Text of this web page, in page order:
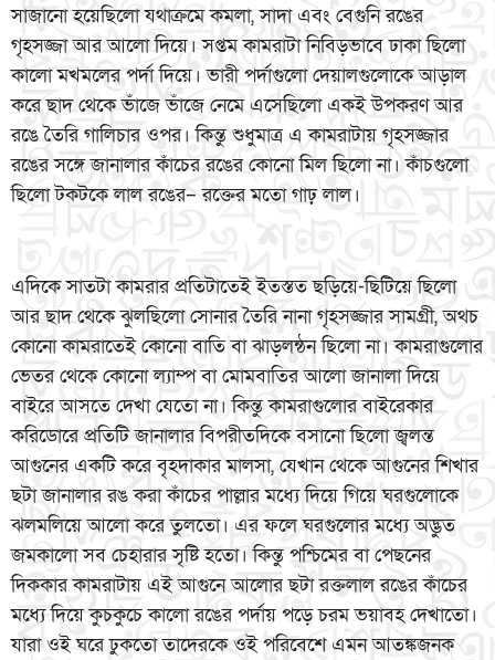
সাজানো হয়েছিলো যথাক্রমে কমলা, সাদা এবং বেগুনি রঙের
গৃহসজ্জা আর আলো দিয়ে। সপ্তম কামরাটা নিবিড়ভাবে ঢাকা ছিলো
কালো মখমলের পর্দা দিয়ে। ভারী পর্দাগুলো দেয়ালগুলোকে আড়াল
করে ছাদ থেকে ভাঁজে ভাঁজে নেমে এসেছিলো একই উপকরণ আর
রঙে তৈরি গালিচার ওপর। কিন্তু শুধুমাত্র এ কামরাটায় গৃহসজ্জার
রঙের সঙ্গে জানালার কাঁচের রঙের কোনো মিল ছিলো না। কাঁচগুলো
ছিলো টকটকে লাল রঙের– রক্তের মতো গাঢ় লাল।
এদিকে সাতটা কামরার প্রতিটাতেই ইতস্তত ছড়িয়ে-ছিটিয়ে ছিলো
আর ছাদ থেকে ঝুলছিলো সোনার তৈরি নানা গৃহসজ্জার সামগ্রী, অথচ
কোনো কামরাতেই কোনো বাতি বা ঝাড়লন্ঠন ছিলো না। কামরাগুলোর
ভেতর থেকে কোনো ল্যাম্প বা মোমবাতির আলো জানালা দিয়ে
বাইরে আসতে দেখা যেতো না। কিন্তু কামরাগুলোর বাইরেকার
করিডোরে প্রতিটি জানালার বিপরীতদিকে বসানো ছিলো জ্বলন্ত
আগুনের একটি করে বৃহদাকার মালসা, যেখান থেকে আগুনের শিখার
ছটা জানালার রঙ করা কাঁচের পাল্লার মধ্যে দিয়ে গিয়ে ঘরগুলোকে
ঝলমলিয়ে আলো করে তুলতো। এর ফলে ঘরগুলোর মধ্যে অদ্ভুত
জমকালো সব চেহারার সৃষ্টি হতো। কিন্তু পশ্চিমের বা পেছনের
দিককার কামরাটায় এই আগুনে আলোর ছটা রক্তলাল রঙের কাঁচের
মধ্যে দিয়ে কুচকুচে কালো রঙের পর্দায় পড়ে চরম ভয়াবহ দেখাতো।
যারা ওই ঘরে ঢুকতো তাদেরকে ওই পরিবেশে এমন আতঙ্কজনক